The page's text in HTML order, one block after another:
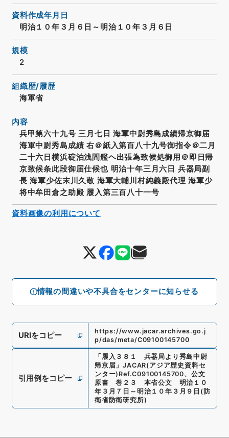
情報の間違いや不具合をセンターに知らせる
資料作成年月日
明治１０年３月６日～明治１０年３月６日
規模
2
組織歴/履歴
海軍省
内容
兵甲第六十九号 三月七日 海軍中尉秀島成績帰京御届
海軍中尉秀島成績 右＠紙入第百八十九号御指令＠二月
二十六日横浜碇泊浅間艦ヘ出張為致候処御用＠即日帰
京致候条此段御届仕候也 明治十年三月六日 兵器局副
長 海軍少佐末川久敬 海軍大輔川村純義殿代理 海軍少
将中牟田倉之助殿 履入第三百八十一号
URIをコピー
https://www.jacar.archives.go.j
p/das/meta/C09100145700
引用例をコピー
「 履入３８１ 兵器局より秀島中尉
帰京届 」JACAR(アジア歴史資料セ
ンター) Ref.C09100145700、 公文
原書 巻２３ 本省公文 明治１０
年３月７日～明治１０年３月９日 ( 防
衛省防衛研究所)
資料画像の利用について